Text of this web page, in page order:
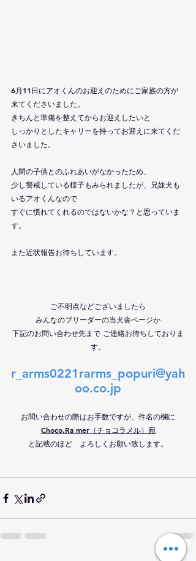
6月11日にアオくんのお迎えのためにご家族の方が
来てくださいました。
きちんと準備を整えてからお迎えしたいと
しっかりとしたキャリーを持ってお迎えに来てくだ
さいました。
人間の子供とのふれあいがなかったため、
少し警戒している様子もみられましたが、兄妹犬も
いるアオくんなので
すぐに慣れてくれるのではないかな？と思っていま
す。
また近状報告お待ちしています。
ご不明点などございましたら
みんなのブリーダーの当犬舎ページか
下記のお問い合わせ先まで ご連絡お待ちしておりま
す。
r_arms0221rarms_popuri@yah
oo.co.jp
お問い合わせの際はお手数ですが、件名の欄に
Choco.Ra mer（チョコラメル）宛
と記載のほど　よろしくお願い致します。